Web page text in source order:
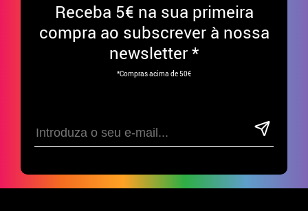
Receba 5€ na sua primeira
compra ao subscrever à nossa
newsletter *
*Compras acima de 50€